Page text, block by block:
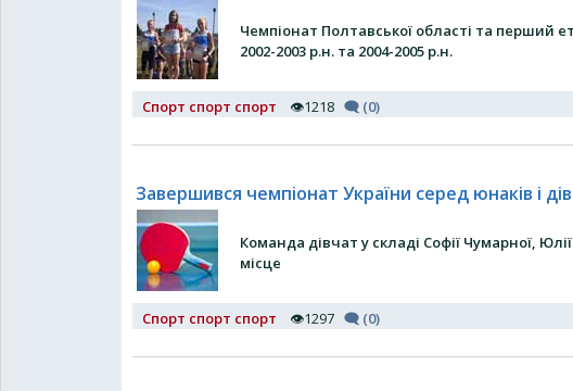
Чемпіонат Полтавської області та перший
2002-2003 р.н. та 2004-2005 р.н.
Спорт спорт спорт 👁1218 🗨 (0)
Завершився чемпіонат України серед юнаків і
Команда дівчат у складі Софії Чумарної,
місце
Спорт спорт спорт 👁1297 🗨 (0)